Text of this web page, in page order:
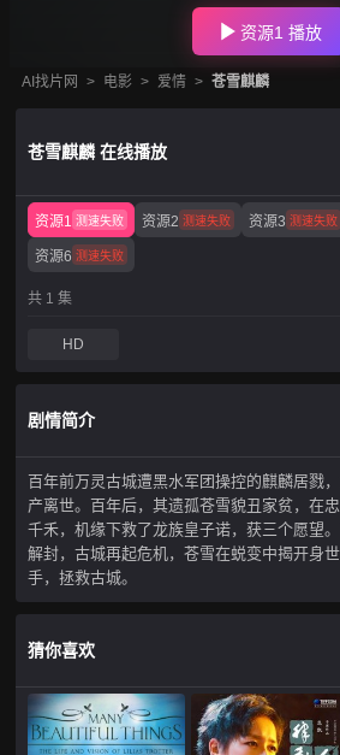
资源1 播放
AI找片网 > 电影 > 爱情 > 苍雪麒麟
苍雪麒麟 在线播放
资源1 测速失败 资源2 测速失败 资源3 测速失败
资源6 测速失败
共 1 集
HD
剧情简介
百年前万灵古城遭黑水军团操控的麒麟居戮
产离世。百年后，其遗孤苍雪貌丑家贫，在
千禾，机缘下救了龙族皇子诺，获三个愿望
解封，古城再起危机，苍雪在蜕变中揭开身
手，拯救古城。
猜你喜欢